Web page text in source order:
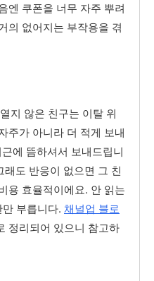
엔 쿠폰을 너무 자주 뿌려
의 없어지는 부작용을 겪
지 않은 친구는 이탈 위
주가 아니라 더 적게 보내
에 뜸하셔서 보내드립니
도 반응이 없으면 그 친
용 효율적이에요. 안 읽는
부릅니다. 채널업 블로
정리되어 있으니 참고하